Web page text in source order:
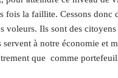
fois la faillite. Cessons donc
voleurs. Ils sont des citoyens
à notre économie et
que comme